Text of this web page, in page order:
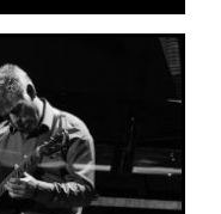
IN
VENSTER